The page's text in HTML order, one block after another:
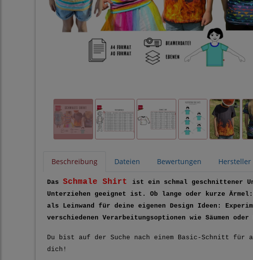
Beschreibung Dateien Bewertungen Hersteller
Das Schmale Shirt ist ein schmal geschnittener
Unterziehen geeignet ist. Ob lange oder kurze
als Leinwand für deine eigenen Design Ideen:
verschiedenen Verarbeitungsoptionen wie Säumen
Du bist auf der Suche nach einem Basic-Schnitt für
dich!